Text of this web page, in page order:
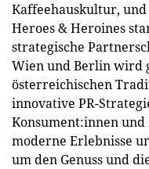
Kaffeehauskultur,
Heroes & Heroines
strategische
Wien und Berlin wird
österreichischen
innovative PR-
Konsument:innen
moderne Erlebnisse
um den Genuss und